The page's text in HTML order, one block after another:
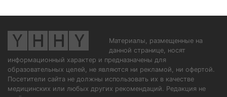
Материалы, размещенные на
данной странице, носят
информационный характер и предназначены для
образовательных целей, не являются ни рекламой, ни офертой.
Посетители сайта не должны использовать их в качестве
медицинских или любых других рекомендаций. Редакция не